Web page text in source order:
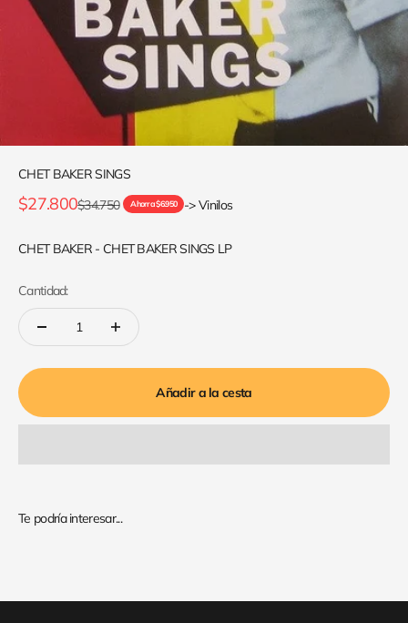
CHET BAKER SINGS
Precio de oferta
$27.800Precio normal
$34.750 Ahorra $6.950 -> Vinilos
CHET BAKER - CHET BAKER SINGS LP
Cantidad:
Añadir a la cesta